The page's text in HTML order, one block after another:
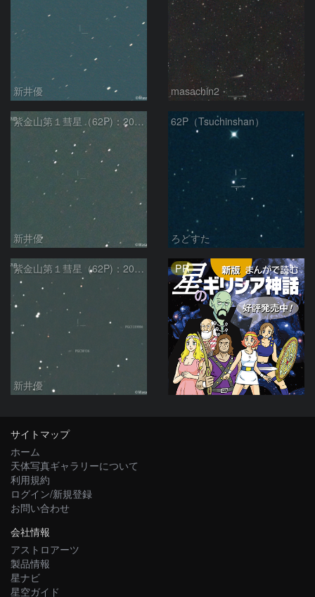
新井優 masachin2
紫金山第１彗星（62P)：2024/05/11
新井優
62P（Tsuchinshan）
ろどすた
紫金山第１彗星（62P)：2024/04/25
新井優
PR
サイトマップ
ホーム
天体写真ギャラリーについて
利用規約
ログイン/新規登録
お問い合わせ
会社情報
アストロアーツ
製品情報
星ナビ
星空ガイド